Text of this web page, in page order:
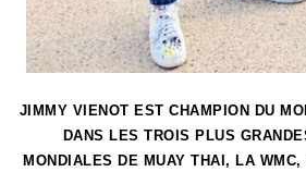
JIMMY VIENOT EST CHAMPION DU
DANS LES TROIS PLUS
MONDIALES DE MUAY THAI, LA